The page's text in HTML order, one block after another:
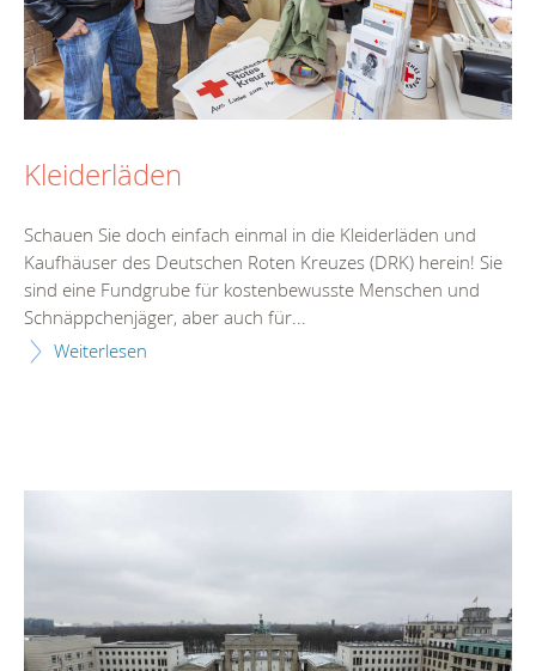
Kleiderläden
Schauen Sie doch einfach einmal in die Kleiderläden und
Kaufhäuser des Deutschen Roten Kreuzes (DRK) herein! Sie
sind eine Fundgrube für kostenbewusste Menschen und
Schnäppchenjäger, aber auch für...
Weiterlesen